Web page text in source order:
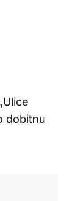
dobitnu